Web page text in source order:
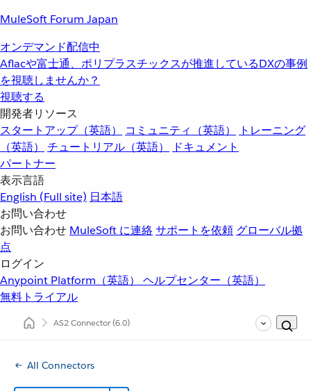
MuleSoft Forum Japan
オンデマンド配信中
Aflacや富士通、ポリプラスチックスが推進しているDXの事例
を視聴しませんか？
視聴する
開発者リソース
スタートアップ（英語）
コミュニティ（英語）
トレーニング
（英語）
チュートリアル（英語）
ドキュメント
パートナー
表示言語
English (Full site) 日本語
お問い合わせ
お問い合わせ MuleSoft に連絡サポートを依頼 グローバル拠
点
ログイン
Anypoint Platform（英語） ヘルプセンター（英語）
無料トライアル
AS2 Connector(6.0)
All Connectors